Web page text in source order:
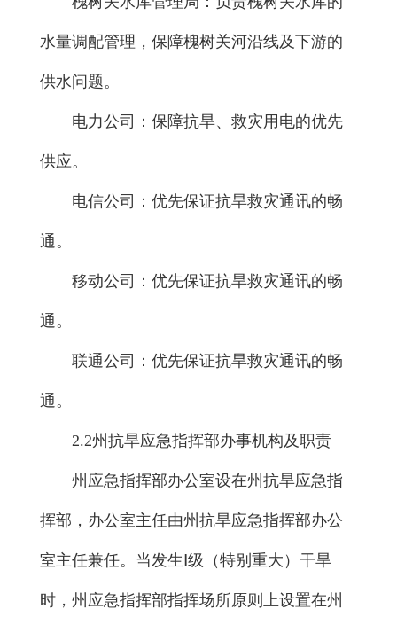
水量调配管理，保障槐树关河沿线及下游的
供水问题。
电力公司：保障抗旱、救灾用电的优先
供应。
电信公司：优先保证抗旱救灾通讯的畅
通。
移动公司：优先保证抗旱救灾通讯的畅
通。
联通公司：优先保证抗旱救灾通讯的畅
通。
2.2州抗旱应急指挥部办事机构及职责
州应急指挥部办公室设在州抗旱应急指
挥部，办公室主任由州抗旱应急指挥部办公
室主任兼任。当发生Ⅰ级（特别重大）干旱
时，州应急指挥部指挥场所原则上设置在州